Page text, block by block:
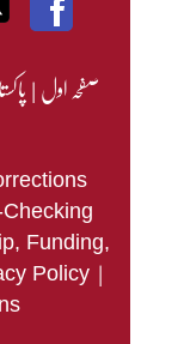
صفحہ اول|
Funding,
Policy |